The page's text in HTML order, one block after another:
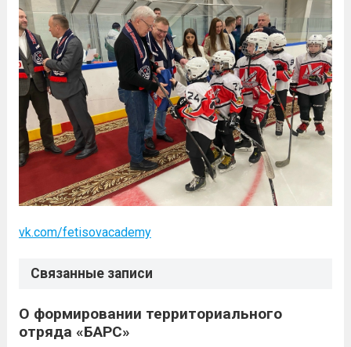
vk.com/fetisovacademy
Связанные записи
О формировании территориального
отряда «БАРС»